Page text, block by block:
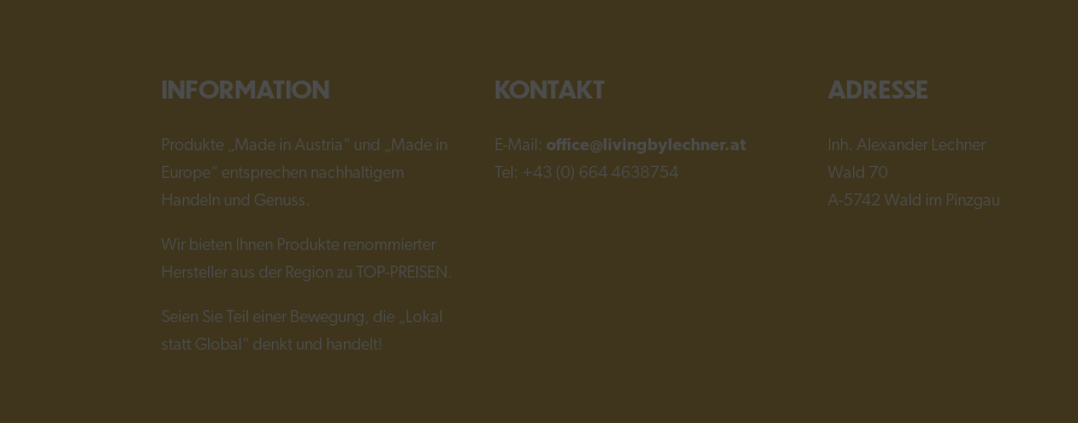
INFORMATION
Produkte „Made in Austria“ und „Made in
Europe“ entsprechen nachhaltigem
Handeln und Genuss.
Wir bieten Ihnen Produkte renommierter
Hersteller aus der Region zu TOP-PREISEN.
Seien Sie Teil einer Bewegung, die „Lokal
statt Global“ denkt und handelt!
KONTAKT
E-Mail:office@livingbylechner.at
Tel: +43 (0) 664 4638754
ADRESSE
Inh. Alexander Lechner
Wald 70
A-5742 Wald im Pinzgau